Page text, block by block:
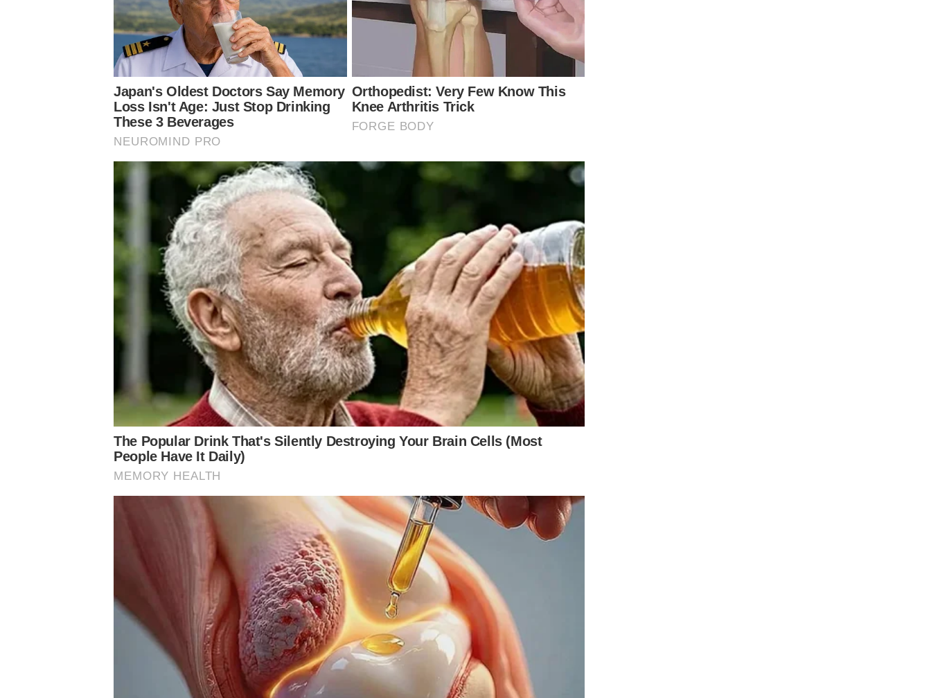
Siga o Nosso Palestra nas redes sociais
Nosso Palestra Palmeiras Verdão